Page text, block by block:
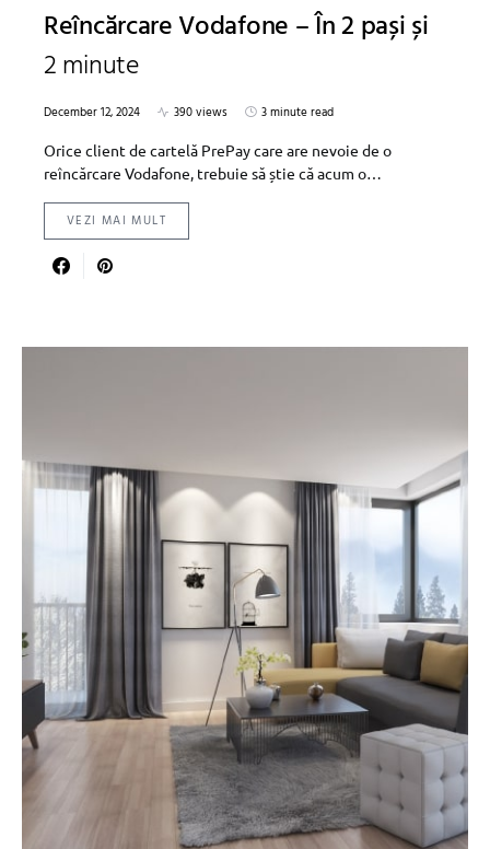
Reîncărcare Vodafone – În 2 pași și
2 minute
December 12, 2024 390 views
3 minute read
Orice client de cartelă PrePay care are nevoie de o
reîncărcare Vodafone, trebuie să știe că acum o…
VEZI MAI MULT